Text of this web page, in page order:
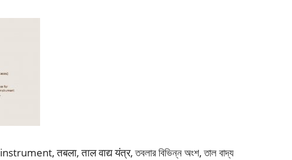
तबला, ताल वाद्य यंत्र, তবলার বিভিন্ন অংশ, তাল বাদ্য